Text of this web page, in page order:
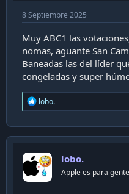
8 Septiembre 2025
Muy ABC1 las
nomas, aguante San
Baneadas las del líder
congeladas y super
R
e
c
t
o
n
lobo.
lobo.
Apple es para